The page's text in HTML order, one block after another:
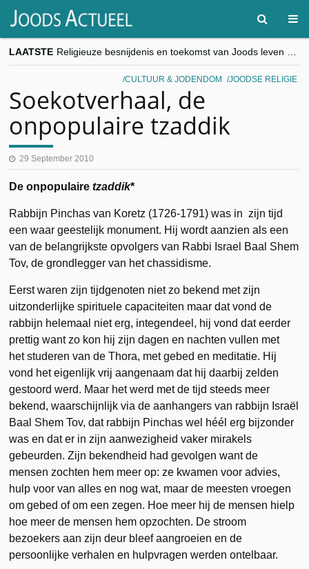
LAATSTE
“Besnijdenisdebat toont hoe moeilijk seculiere Westen minderheden begrijpt”, Jinnih Beels (Vooruit)
CITYTRIP | ROEMENIË – Boekarest: de verrassing van Oost-Europa
CULTUUR & JODENDOM JOODSE RELIGIE
Soekotverhaal, de
onpopulaire tzaddik
29 September 2010
De onpopulairetzaddik*
Rabbijn Pinchas van Koretz (1726-1791) was in zijn tijd
een waar geestelijk monument. Hij wordt aanzien als een
van de belangrijkste opvolgers van Rabbi Israel Baal Shem
Tov, de grondlegger van het chassidisme.
Eerst waren zijn tijdgenoten niet zo bekend met zijn
uitzonderlijke spirituele capaciteiten maar dat vond de
rabbijn helemaal niet erg, integendeel, hij vond dat eerder
prettig want zo kon hij zijn dagen en nachten vullen met
het studeren van de Thora, met gebed en meditatie. Hij
vond het eigenlijk vrij aangenaam dat hij daarbij zelden
gestoord werd. Maar het werd met de tijd steeds meer
bekend, waarschijnlijk via de aanhangers van rabbijn Israël
Baal Shem Tov, dat rabbijn Pinchas wel héél erg bijzonder
was en dat er in zijn aanwezigheid vaker mirakels
gebeurden. Zijn bekendheid had gevolgen want de
mensen zochten hem meer op: ze kwamen voor advies,
hulp voor van alles en nog wat, maar de meesten vroegen
om gebed of om een zegen. Hoe meer hij de mensen hielp
hoe meer de mensen hem opzochten. De stroom
bezoekers aan zijn deur bleef aangroeien en de
persoonlijke verhalen en hulpvragen werden ontelbaar.